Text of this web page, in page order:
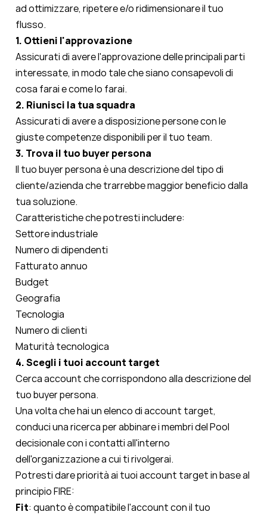
ad ottimizzare, ripetere e/o ridimensionare il tuo
flusso.
1. Ottieni l'approvazione
Assicurati di avere l'approvazione delle principali parti
interessate, in modo tale che siano consapevoli di
cosa farai e come lo farai.
2. Riunisci la tua squadra
Assicurati di avere a disposizione persone con le
giuste competenze disponibili per il tuo team.
3. Trova il tuo buyer persona
Il tuo buyer persona è una descrizione del tipo di
cliente/azienda che trarrebbe maggior beneficio dalla
tua soluzione.
Caratteristiche che potresti includere:
Settore industriale
Numero di dipendenti
Fatturato annuo
Budget
Geografia
Tecnologia
Numero di clienti
Maturità tecnologica
4. Scegli i tuoi account target
Cerca account che corrispondono alla descrizione del
tuo buyer persona.
Una volta che hai un elenco di account target,
conduciuna ricerca per abbinare i membri del Pool
decisionale con i contatti all'interno
dell'organizzazione a cui ti rivolgerai.
Potresti dare priorità ai tuoi account target in base al
principio FIRE:
Fit: quanto è compatibile l'account con il tuo